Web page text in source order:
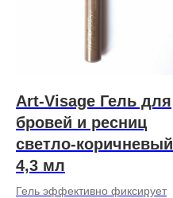
Art-Visage Гель для
бровей и ресниц
светло-коричневый
4,3 мл
Гель эффективно фиксирует